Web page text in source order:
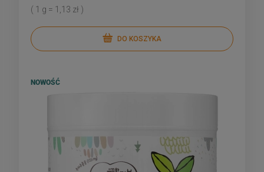
( 1 g = 1,13 zł )
DO KOSZYKA
NOWOŚĆ